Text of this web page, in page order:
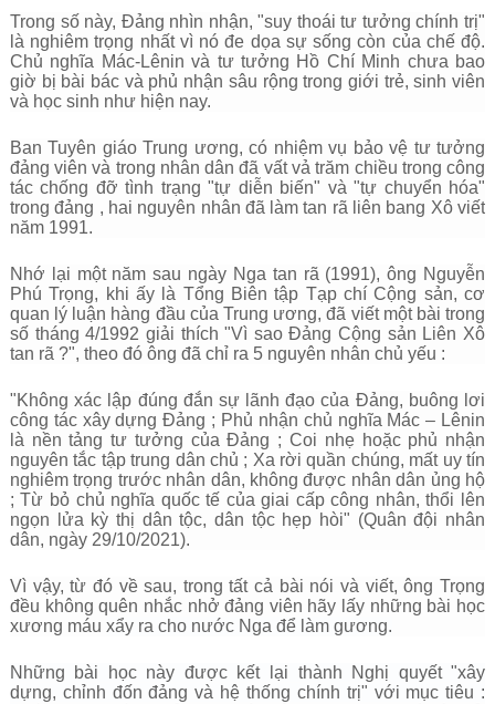
Trong số này, Đảng nhìn nhận, "suy thoái tư tưởng chính trị"
là nghiêm trọng nhất vì nó đe dọa sự sống còn của chế độ.
Chủ nghĩa Mác-Lênin và tư tưởng Hồ Chí Minh chưa bao
giờ bị bài bác và phủ nhận sâu rộng trong giới trẻ, sinh viên
và học sinh như hiện nay.
Ban Tuyên giáo Trung ương, có nhiệm vụ bảo vệ tư tưởng
đảng viên và trong nhân dân đã vất vả trăm chiều trong công
tác chống đỡ tình trạng "tự diễn biến" và "tự chuyển hóa"
trong đảng , hai nguyên nhân đã làm tan rã liên bang Xô viết
năm 1991.
Nhớ lại một năm sau ngày Nga tan rã (1991), ông Nguyễn
Phú Trọng, khi ấy là Tổng Biên tập Tạp chí Cộng sản, cơ
quan lý luận hàng đầu của Trung ương, đã viết một bài trong
số tháng 4/1992 giải thích "Vì sao Đảng Cộng sản Liên Xô
tan rã ?", theo đó ông đã chỉ ra 5 nguyên nhân chủ yếu :
"Không xác lập đúng đắn sự lãnh đạo của Đảng, buông lơi
công tác xây dựng Đảng ; Phủ nhận chủ nghĩa Mác – Lênin
là nền tảng tư tưởng của Đảng ; Coi nhẹ hoặc phủ nhận
nguyên tắc tập trung dân chủ ; Xa rời quần chúng, mất uy tín
nghiêm trọng trước nhân dân, không được nhân dân ủng hộ
; Từ bỏ chủ nghĩa quốc tế của giai cấp công nhân, thổi lên
ngọn lửa kỳ thị dân tộc, dân tộc hẹp hòi" (Quân đội nhân
dân, ngày29/10/2021).
Vì vậy, từ đó về sau, trong tất cả bài nói và viết, ông Trọng
đều không quên nhắc nhở đảng viên hãy lấy những bài học
xương máu xẩy ra cho nước Nga để làm gương.
Những bài học này được kết lại thành Nghị quyết "xây
dựng, chỉnh đốn đảng và hệ thống chính trị" với mục tiêu :